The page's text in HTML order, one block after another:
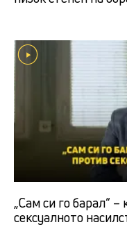
„Сам си го барал“
сексуалното